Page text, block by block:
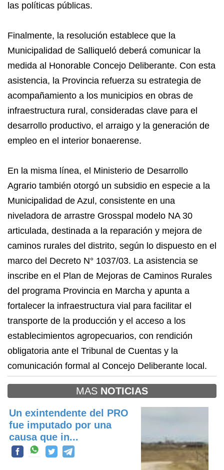
las políticas públicas.
Finalmente, la resolución establece que la
Municipalidad de Salliqueló deberá comunicar la
medida al Honorable Concejo Deliberante. Con esta
asistencia, la Provincia refuerza su estrategia de
acompañamiento a los municipios en obras de
infraestructura rural, consideradas clave para el
desarrollo productivo, el arraigo y la generación de
empleo en el interior bonaerense.
En la misma línea, el Ministerio de Desarrollo
Agrario también otorgó un subsidio en especie a la
Municipalidad de Azul, consistente en una
niveladora de arrastre Grosspal modelo NA 30
articulada, destinada a la reparación y mejora de
caminos rurales del distrito, según lo dispuesto en el
marco del Decreto N° 1037/03. La asistencia se
inscribe en el Plan de Mejoras de Caminos Rurales
del programa Provincia en Marcha y apunta a
fortalecer la infraestructura vial para facilitar el
transporte de la producción y el acceso a los
establecimientos agropecuarios, con rendición
obligatoria ante el Tribunal de Cuentas y la
comunicación formal al Concejo Deliberante local.
MAS NOTICIAS
Un exintendente del PRO
fue imputado por una
causa que in...